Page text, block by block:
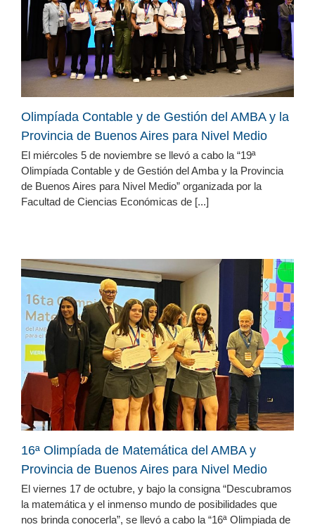
Olimpíada Contable y de Gestión del AMBA y la
Provincia de Buenos Aires para Nivel Medio
El miércoles 5 de noviembre se llevó a cabo la “19ª
Olimpíada Contable y de Gestión del Amba y la Provincia
de Buenos Aires para Nivel Medio” organizada por la
Facultad de Ciencias Económicas de [...]
16ª Olimpíada de Matemática del AMBA y
Provincia de Buenos Aires para Nivel Medio
El viernes 17 de octubre, y bajo la consigna “Descubramos
la matemática y el inmenso mundo de posibilidades que
nos brinda conocerla”, se llevó a cabo la “16ª Olimpiada de